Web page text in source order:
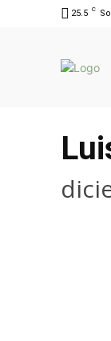
25.5 C